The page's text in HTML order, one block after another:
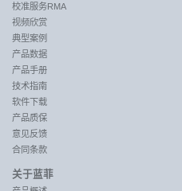
校准服务RMA
视频欣赏
典型案例
产品数据
产品手册
技术指南
软件下载
产品质保
意见反馈
合同条款
关于蓝菲